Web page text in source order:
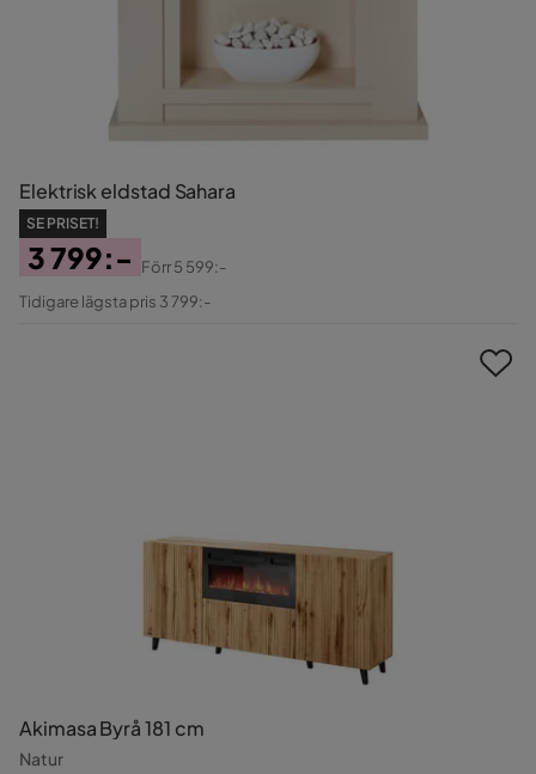
Elektrisk eldstad Sahara
SE PRISET!
Pris
3 799:-
Original
Förr5 599:-
Tidigare lägsta pris 3 799:-
Akimasa Byrå 181 cm
Natur